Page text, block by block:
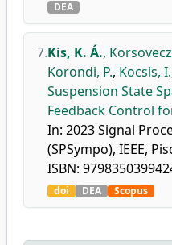
DEA
7.Kis, K. Á.,
Korondi, P., Kocsis, I.
Suspension State
Feedback Control
In: 2023 Signal
(SPSympo), IEEE,
ISBN:
doi DEA Scopus